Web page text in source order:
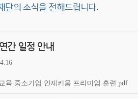
단의 소식을 전해드립니다.
간 일정 안내
육 중소기업 인재키움 프리미엄 훈련.pdf